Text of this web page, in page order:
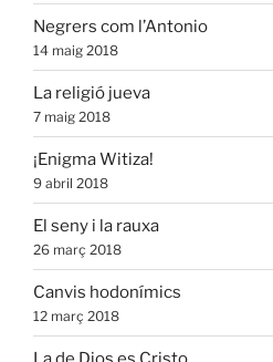
Negrers com l’Antonio
14 maig 2018
La religió jueva
7 maig 2018
¡Enigma Witiza!
9 abril 2018
El seny i la rauxa
26 març 2018
Canvis hodonímics
12 març 2018